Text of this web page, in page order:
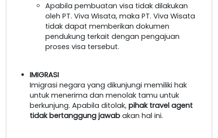
Apabila pembuatan visa tidak dilakukan
oleh PT. Viva Wisata, maka PT. Viva Wisata
tidak dapat memberikan dokumen
pendukung terkait dengan pengajuan
proses visa tersebut.
IMIGRASI
Imigrasi negara yang dikunjungi memiliki hak
untuk menerima dan menolak tamu untuk
berkunjung. Apabila ditolak, pihak travel agent
tidak bertanggung jawab akan hal ini.